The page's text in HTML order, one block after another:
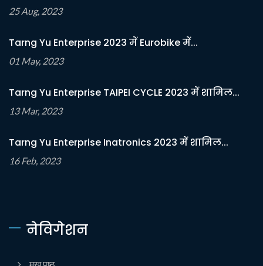
25 Aug, 2023
Tarng Yu Enterprise 2023 में Eurobike में...
01 May, 2023
Tarng Yu Enterprise TAIPEI CYCLE 2023 में शामिल...
13 Mar, 2023
Tarng Yu Enterprise Inatronics 2023 में शामिल...
16 Feb, 2023
नेविगेशन